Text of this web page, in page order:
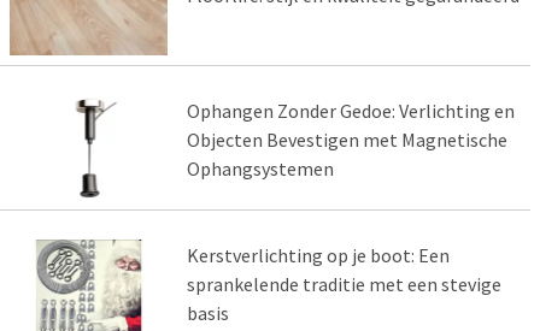
Ophangen Zonder Gedoe: Verlichting en
Objecten Bevestigen met Magnetische
Ophangsystemen
Kerstverlichting op je boot: Een
sprankelende traditie met een stevige
basis